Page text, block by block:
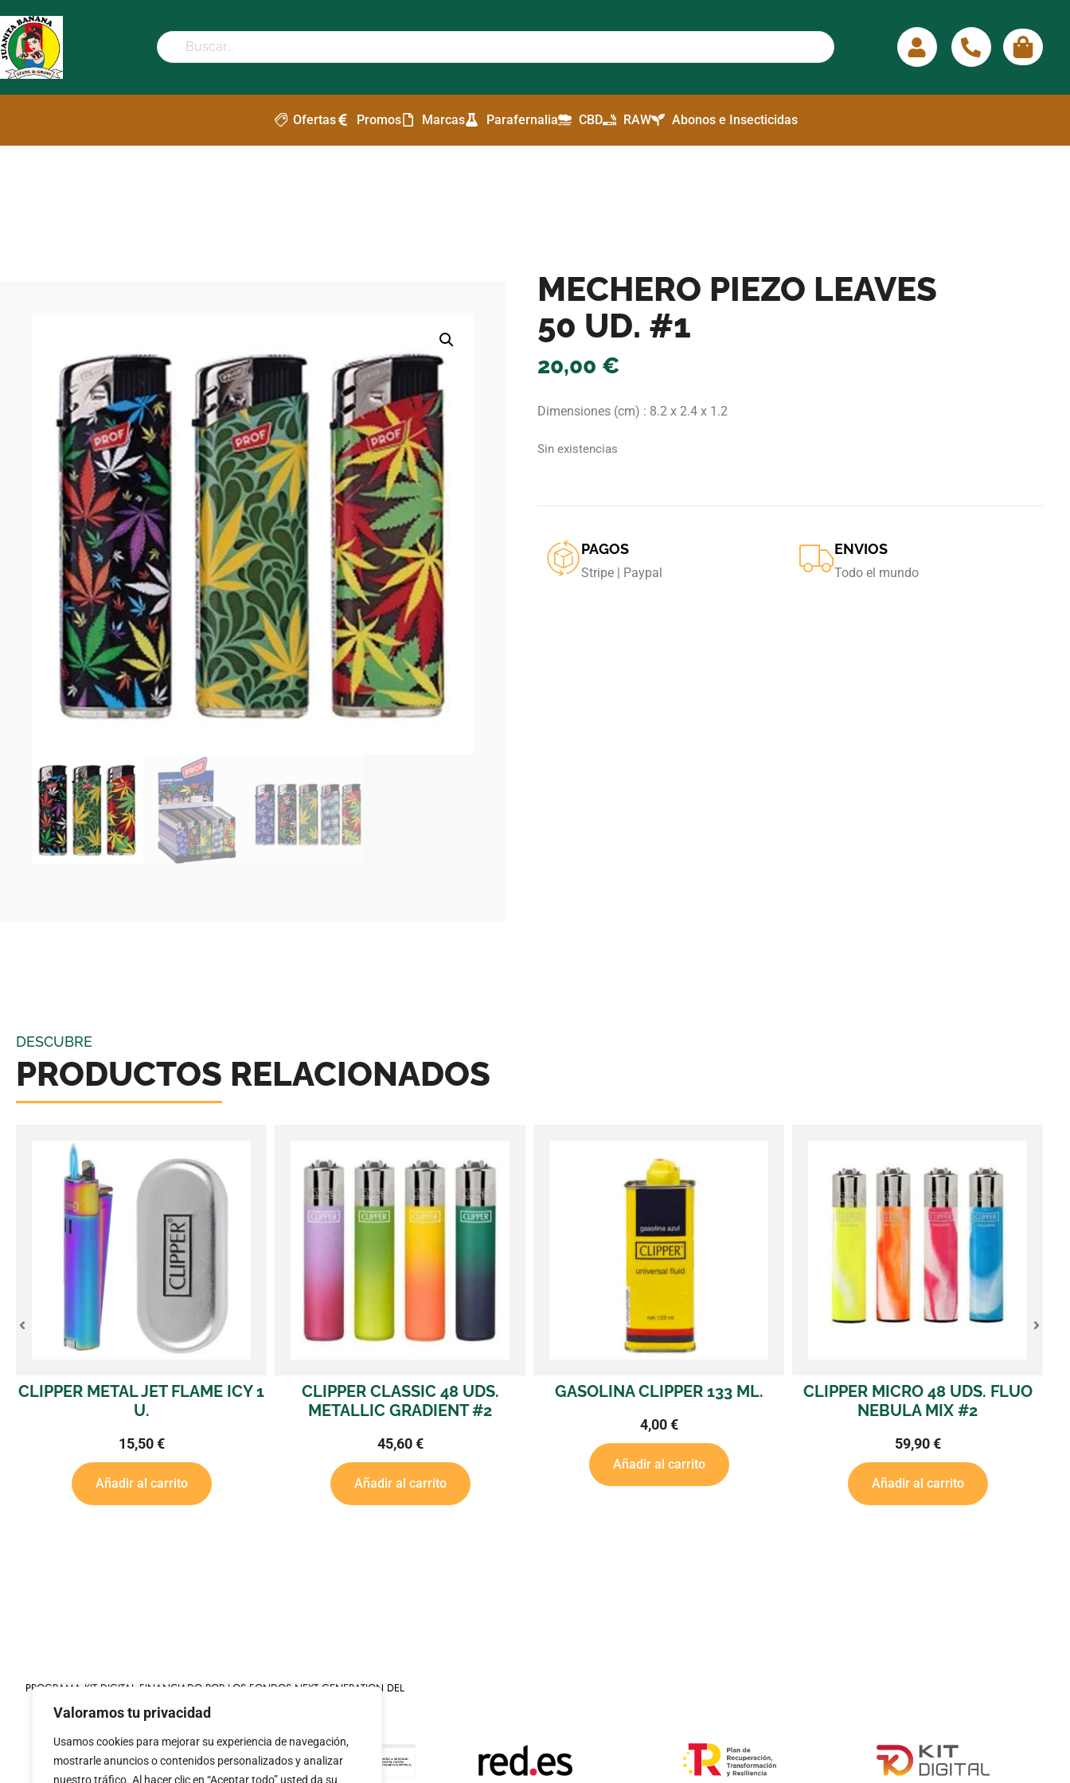
Valoramos tu privacidad
Usamos cookies para mejorar su experiencia de navegación,
mostrarle anuncios o contenidos personalizados y analizar
nuestro tráfico. Al hacer clic en “Aceptar todo” usted da su
Ofertas Promos Marcas Parafernalia CBD RAW Abonos e Insecticidas
MECHERO PIEZO LEAVES
50 UD. #1
20,00 €
Dimensiones (cm) : 8.2 x 2.4 x 1.2
Sin existencias
PAGOS
Stripe | Paypal
ENVIOS
Todo el mundo
DESCUBRE
PRODUCTOS RELACIONADOS
ICY 1
CLIPPER CLASSIC 48 UDS.
METALLIC GRADIENT #2
Añadir al carrito
GASOLINA CLIPPER 133 ML.
Añadir al carrito
CLIPPER MICRO 48 UDS. FLUO
59,90
Añadir al carrito
CLIPPER COCINA WAVE
1 UD.
Añadir al carrito
PROGRAMA KIT DIGITAL FINANCIADO POR LOS FONDOS NEXT GENERATION DEL
MECANISMO DE RECUPERACIÓN Y RESILIENCIA